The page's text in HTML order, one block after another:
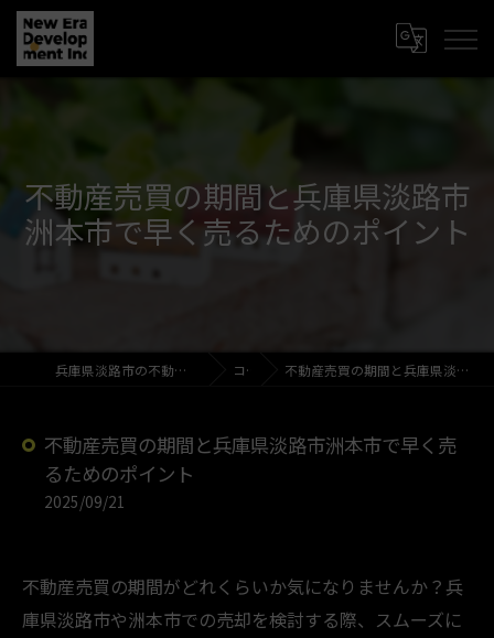
不動産売買の期間と兵庫県淡路市
洲本市で早く売るためのポイント
兵庫県淡路市の不動産売買なら新時代開発株式会社 コラム 不動産売買の期間と兵庫県淡路市洲本市で早く売るためのポイント
不動産売買の期間と兵庫県淡路市洲本市で早く売
るためのポイント
2025/09/21
不動産売買の期間がどれくらいか気になりませんか？兵
庫県淡路市や洲本市での売却を検討する際、スムーズに